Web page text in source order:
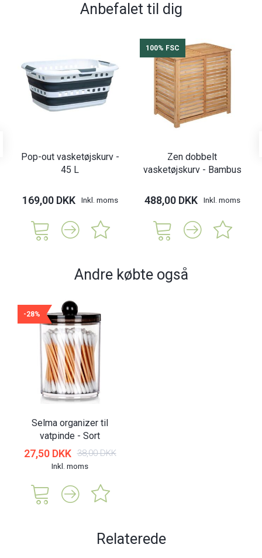
Anbefalet til dig
Pop-out vasketøjskurv -
45 L
169,00 DKK Inkl. moms
100% FSC
Zen dobbelt
vasketøjskurv - Bambus
488,00 DKK Inkl. moms
Andre købte også
-28%
Selma organizer til
vatpinde - Sort
27,50 DKK 38,00 DKK
Inkl. moms
Relaterede